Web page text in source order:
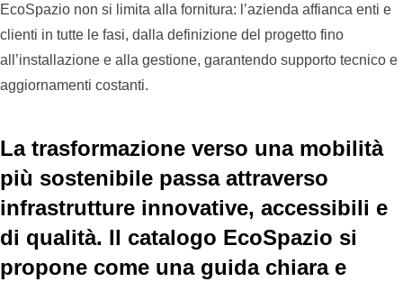
EcoSpazio non si limita alla fornitura: l’azienda affianca enti e
clienti in tutte le fasi, dalla definizione del progetto fino
all’installazione e alla gestione, garantendo supporto tecnico e
aggiornamenti costanti.
La trasformazione verso una mobilità
più sostenibile passa attraverso
infrastrutture innovative, accessibili e
di qualità. Il catalogo EcoSpazio si
propone come una guida chiara e